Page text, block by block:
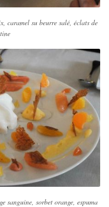
caramel su beurre salé, éclats de
sanguine, sorbet orange, espuma